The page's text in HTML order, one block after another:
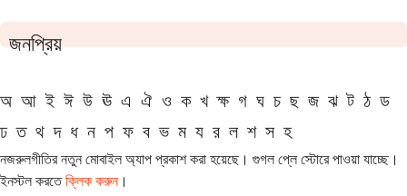
জনপ্রিয়
অ আ ই ঈ উ ঊ এ ঐ ও ক খ ক্ষ গ ঘ চ ছ জ ঝ ট ঠ ড
ঢ ত থ দ ধ ন প ফ ব ভ ম য র ল শ স হ
নজরুলগীতির নতুন মোবাইল অ্যাপ প্রকাশ করা হয়েছে। গুগল প্লে স্টোরে পাওয়া যাচ্ছে।
ইনস্টল করতেক্লিক করুন।